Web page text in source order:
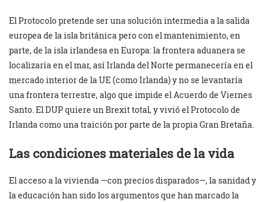
El Protocolo pretende ser una solución intermedia a la salida
europea de la isla británica pero con el mantenimiento, en
parte, de la isla irlandesa en Europa: la frontera aduanera se
localizaría en el mar, así Irlanda del Norte permanecería en el
mercado interior de la UE (como Irlanda) y no se levantaría
una frontera terrestre, algo que impide el Acuerdo de Viernes
Santo. El DUP quiere un Brexit total, y vivió el Protocolo de
Irlanda como una traición por parte de la propia Gran Bretaña.
Las condiciones materiales de la vida
El acceso a la vivienda —con precios disparados—, la sanidad y
la educación han sido los argumentos que han marcado la